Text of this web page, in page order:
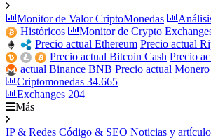
Monitor de Valor CriptoMonedas
Históricos
Monitor de Crypto
Precio actual Ethereum Precio actual
Precio actual Bitcoin Cash Precio
actual Binance BNB Precio actual Monero
Criptomonedas 34.665
Exchanges 204
Más
IP & Redes Código & SEO Noticias y